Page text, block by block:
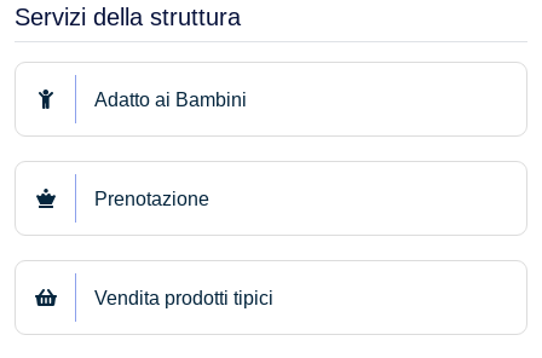
Servizi della struttura
Adatto ai Bambini
Prenotazione
Vendita prodotti tipici